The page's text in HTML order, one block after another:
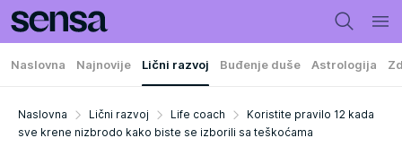
Naslovna Najnovije Lični razvoj Buđenje duše Astrologija
Naslovna Lični razvoj Life coach
Koristite pravilo 12 kada
sve krene nizbrodo kako biste se izborili sa teškoćama